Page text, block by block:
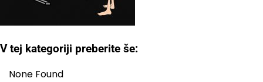
V tej kategoriji preberite še:
None Found